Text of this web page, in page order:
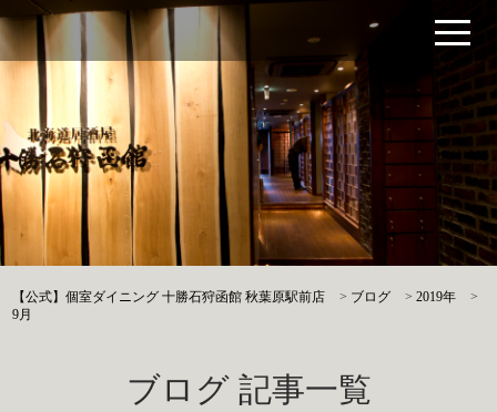
【公式】個室ダイニング 十勝石狩函館 秋葉原駅前店 > ブログ >2019年
>
9月
ブログ 記事一覧